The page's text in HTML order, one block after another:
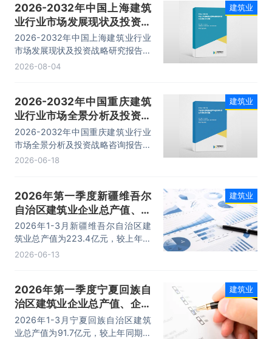
2026-2032年中国上海建筑
业行业市场发展现状及投资战
略研究报告
2026-2032年中国上海建筑业行业
市场发展现状及投资战略研究报告，
主要包括发展综述、主要上市公司分
2026-08-04
建筑业
2026-2032年中国重庆建筑
业行业市场全景分析及投资战
略咨询报告
2026-2032年中国重庆建筑业行业
市场全景分析及投资战略咨询报告，
主要包括发展总体概况、发展综述、
2026-06-18
建筑业
2026年第一季度新疆维吾尔
自治区建筑业企业总产值、企
业概况及各产业竣工情况统计
分析
2026年1-3月新疆维吾尔自治区建
筑业总产值为223.4亿元，较上年同
期相比减少了3.72亿元；其中：建
2026-06-13
建筑业
2026年第一季度宁夏回族自
治区建筑业企业总产值、企业
概况及各产业竣工情况统计分
析
2026年1-3月宁夏回族自治区建筑
业总产值为91.7亿元，较上年同期相
建筑业